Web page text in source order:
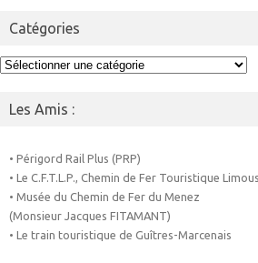
Catégories
Catégories
Les Amis :
• Périgord Rail Plus (PRP)
• Le C.F.T.L.P., Chemin de Fer Touristique
• Musée du Chemin de Fer du Menez
(Monsieur Jacques FITAMANT)
• Le train touristique de Guîtres-Marcenais